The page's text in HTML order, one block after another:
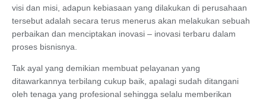
visi dan misi, adapun kebiasaan yang dilakukan di perusahaan
tersebut adalah secara terus menerus akan melakukan sebuah
perbaikan dan menciptakan inovasi – inovasi terbaru dalam
proses bisnisnya.
Tak ayal yang demikian membuat pelayanan yang
ditawarkannya terbilang cukup baik, apalagi sudah ditangani
oleh tenaga yang profesional sehingga selalu memberikan